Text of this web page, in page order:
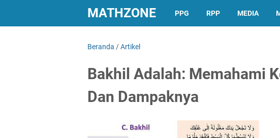
MATHZONE PPG RPP MEDIA
Beranda /Artikel
Bakhil Adalah: Memahami
Dan Dampaknya